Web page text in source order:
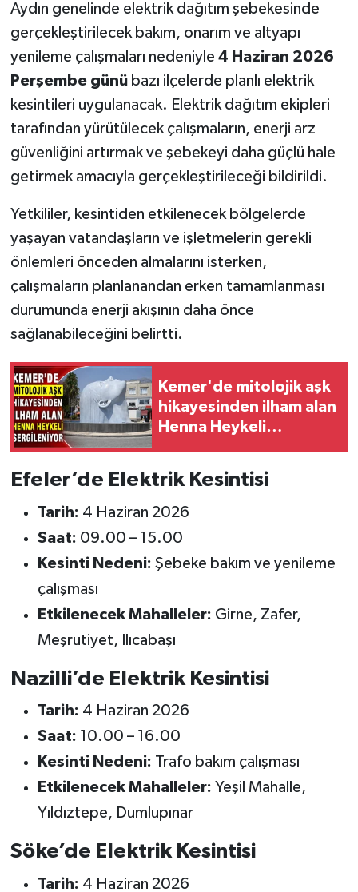
Aydın genelinde elektrik dağıtım şebekesinde
gerçekleştirilecek bakım, onarım ve altyapı
yenileme çalışmaları nedeniyle 4 Haziran 2026
Perşembe günübazı ilçelerde planlı elektrik
kesintileri uygulanacak. Elektrik dağıtım ekipleri
tarafından yürütülecek çalışmaların, enerji arz
güvenliğini artırmak ve şebekeyi daha güçlü hale
getirmek amacıyla gerçekleştirileceği bildirildi.
Yetkililer, kesintiden etkilenecek bölgelerde
yaşayan vatandaşların ve işletmelerin gerekli
önlemleri önceden almalarını isterken,
çalışmaların planlanandan erken tamamlanması
durumunda enerji akışının daha önce
sağlanabileceğini belirtti.
Kemer'de mitolojik aşk
hikayesinden ilham alan
Henna Heykeli
Efeler’de Elektrik Kesintisi
Tarih: 4 Haziran 2026
Saat: 09.00 – 15.00
Kesinti Nedeni: Şebeke bakım ve yenileme
çalışması
Etkilenecek Mahalleler: Girne, Zafer,
Meşrutiyet, Ilıcabaşı
Nazilli’de Elektrik Kesintisi
Tarih: 4 Haziran 2026
Saat: 10.00 – 16.00
Kesinti Nedeni: Trafo bakım çalışması
Etkilenecek Mahalleler: Yeşil Mahalle,
Yıldıztepe, Dumlupınar
Söke’de Elektrik Kesintisi
Tarih: 4 Haziran 2026